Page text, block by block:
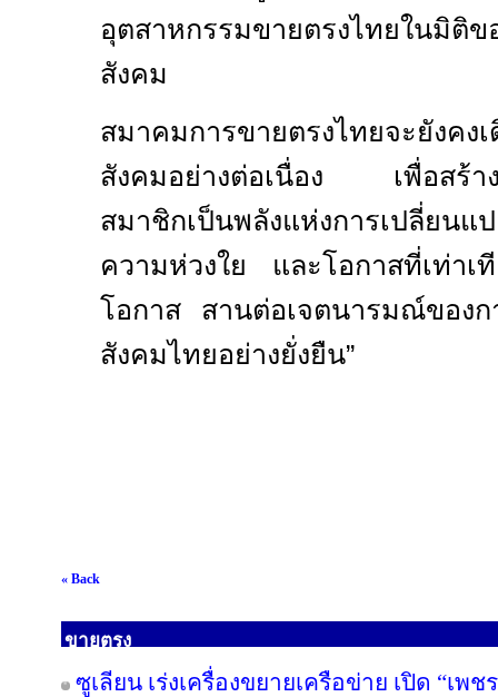
อุตสาหกรรมขายตรงไทยในมิติ
สังคม
สมาคมการขายตรงไทยจะยังคง
สังคมอย่างต่อเนื่อง เพื่อสร้าง
สมาชิกเป็นพลังแห่งการเปลี่ยน
ความห่วงใย และโอกาสที่เท่าเ
โอกาส สานต่อเจตนารมณ์ของก
สังคมไทยอย่างยั่งยืน”
« Back
ขายตรง
ซูเลียน เร่งเครื่องขยายเครือข่าย เปิด “เพ